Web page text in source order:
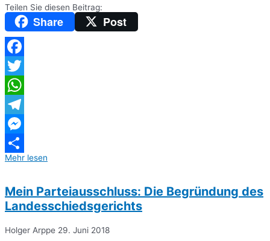
Teilen Sie diesen Beitrag:
Share Post
Facebook
Twitter
WhatsApp
Telegram
Messenger
Teilen
Mehr lesen
Mein Parteiausschluss: Die Begründung des
Landesschiedsgerichts
Holger Arppe 29. Juni 2018